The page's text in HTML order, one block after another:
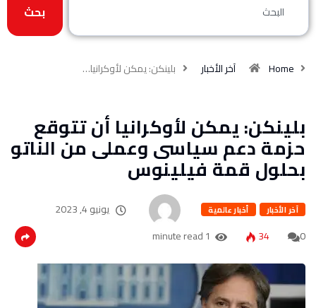
بحث
Home آخر الأخبار بلينكن: يمكن لأوكرانيا…
بلينكن: يمكن لأوكرانيا أن تتوقع
حزمة دعم سياسى وعملى من الناتو
بحلول قمة فيلينوس
آخر الأخبار أخبار عالمية
يونيو 4, 2023
0
34
1 minute read